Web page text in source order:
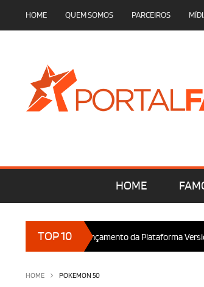
HOME QUEM SOMOS PARCEIROS
HOME
TOP 10
presença no Lançamento da Plataforma Versio!
HOME POKEMON 50